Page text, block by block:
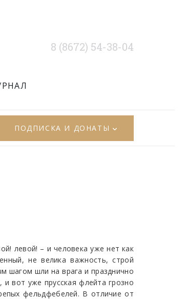
8 (8672) 54-38-04
ПОДПИСКА И ДОНАТЫ
левой! – и человека уже нет как
не велика важность, строй
шагом шли на врага и празднично
вот уже прусская флейта грозно
фельдфебелей. В отличие от